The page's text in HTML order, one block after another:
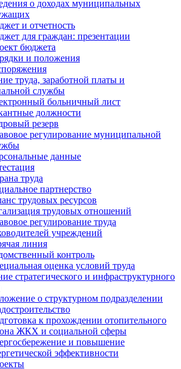
о доходах муниципальных
и отчетность
для граждан: презентации
бюджета
и положения
труда, заработной платы и
службы
больничный лист
должности
резерв
регулирование муниципальной
данные
труда
партнерство
трудовых ресурсов
трудовых отношений
регулирование труда
учреждений
линия
контроль
оценка условий труда
стратегического и инфраструктурного
о структурном подразделении
к прохождении отопительного
ЖКХ и социальной сферы
и повышение
эффективности